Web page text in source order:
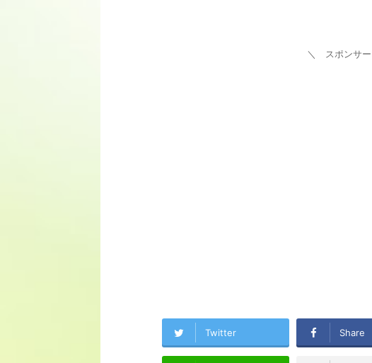
＼ スポンサ
Twitter Share